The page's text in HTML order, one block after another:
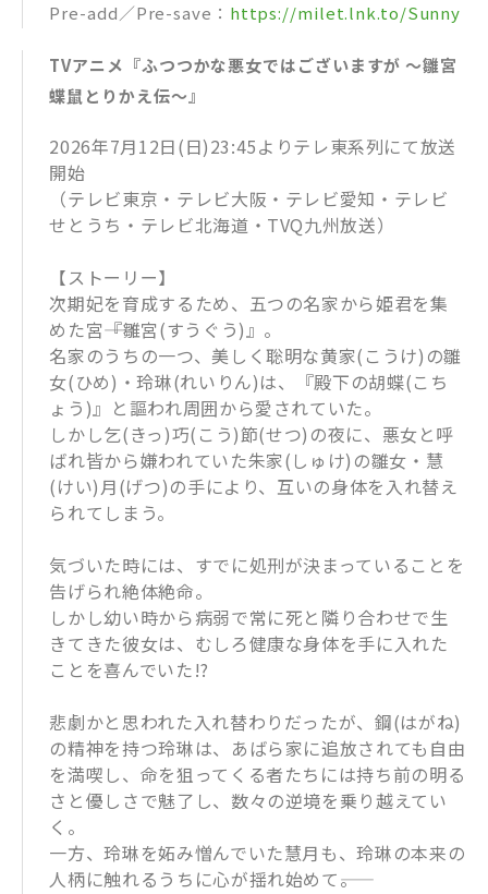
Pre-add／Pre-save： https://milet.lnk.to/Sunny
TVアニメ『ふつつかな悪女ではございますが ～雛宮
蝶鼠とりかえ伝～』
2026年7月12日(日)23:45よりテレ東系列にて放送
開始
（テレビ東京・テレビ大阪・テレビ愛知・テレビ
せとうち・テレビ北海道・TVQ九州放送）
【ストーリー】
次期妃を育成するため、五つの名家から姫君を集
めた宮――『雛宮(すうぐう)』。
名家のうちの一つ、美しく聡明な黄家(こうけ)の雛
女(ひめ)・玲琳(れいりん)は、『殿下の胡蝶(こち
ょう)』と謳われ周囲から愛されていた。
しかし乞(きっ)巧(こう)節(せつ)の夜に、悪女と呼
ばれ皆から嫌われていた朱家(しゅけ)の雛女・慧
(けい)月(げつ)の手により、互いの身体を入れ替え
られてしまう。
気づいた時には、すでに処刑が決まっていることを
告げられ絶体絶命。
しかし幼い時から病弱で常に死と隣り合わせで生
きてきた彼女は、むしろ健康な身体を手に入れた
ことを喜んでいた!?
悲劇かと思われた入れ替わりだったが、鋼(はがね)
の精神を持つ玲琳は、あばら家に追放されても自由
を満喫し、命を狙ってくる者たちには持ち前の明る
さと優しさで魅了し、数々の逆境を乗り越えてい
く。
一方、玲琳を妬み憎んでいた慧月も、玲琳の本来の
人柄に触れるうちに心が揺れ始めて――。